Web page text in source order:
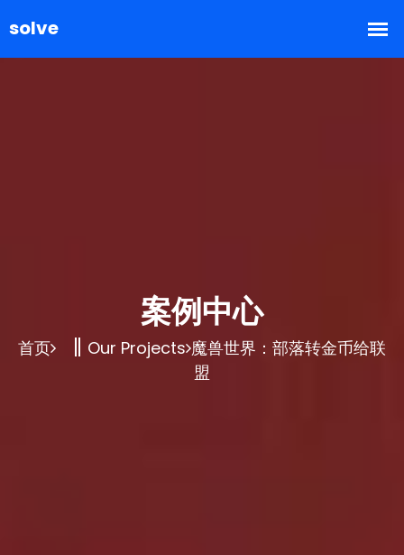
案例中心
首页 Our Projects 魔兽世界：部落转金币给联
盟